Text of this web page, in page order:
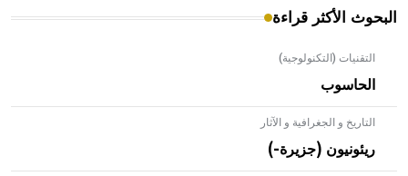
البحوث الأكثر قراءة
التقنيات (التكنولوجية)
الحاسوب
التاريخ و الجغرافية و الآثار
ريئونيون (جزيرة-)